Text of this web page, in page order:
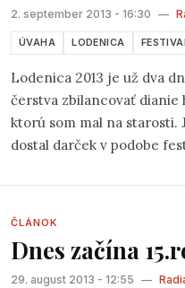
2. september 2013 - 16:30 —
ÚVAHA LODENICA
Lodenica 2013 je už dva
čerstva zbilancovať
ktorú som mal na starosti.
dostal darček v podobe
festivalu a prispievala tak
rodinnej pohode.
ČLÁNOK
Dnes začína
29. august 2013 - 12:55 —